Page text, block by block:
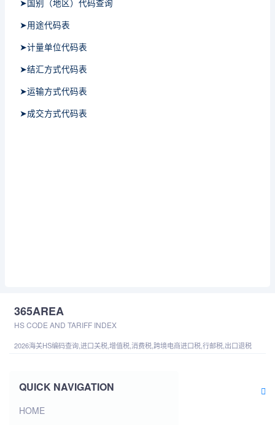
➤国别（地区）代码查询
➤用途代码表
➤计量单位代码表
➤结汇方式代码表
➤运输方式代码表
➤成交方式代码表
365AREA
HS CODE AND TARIFF INDEX
2026海关HS编码查询,进口关税,增值税,消费税,跨境电商进口税,行邮税,出口退税
QUICK NAVIGATION
HOME